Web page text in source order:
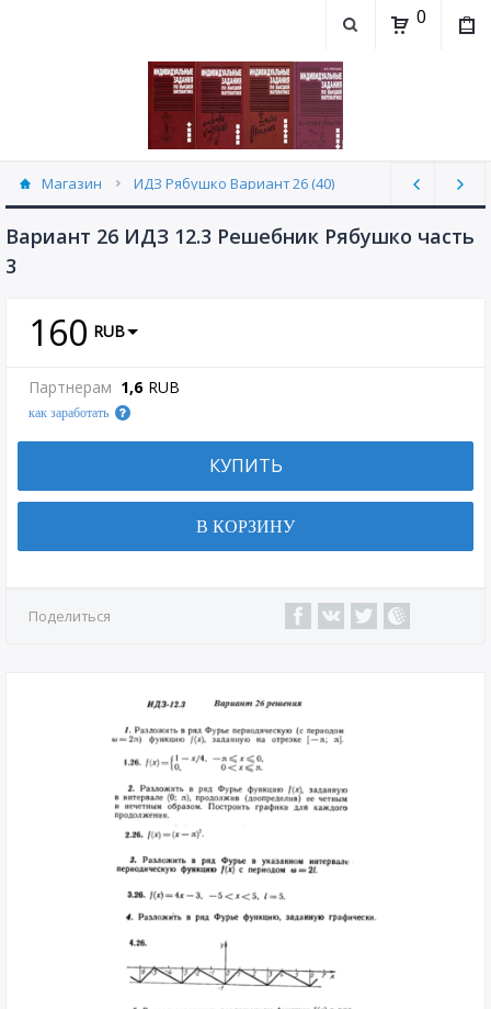
0
Магазин ИДЗ Рябушко Вариант 26 (40)
Вариант 26 ИДЗ 12.3 Решебник Рябушко часть
3
160 RUB
Партнерам 1,6 RUB
как заработать
КУПИТЬ
В КОРЗИНУ
Поделиться